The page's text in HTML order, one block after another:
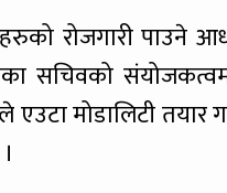
रोजगारी पाउने
सचिवको
एउटा मोडालिटी तयार